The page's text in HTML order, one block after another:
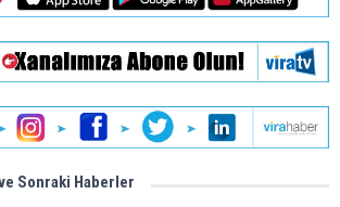
Sonraki Haberler